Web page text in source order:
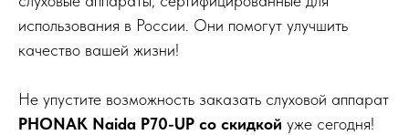
использования в России. Они помогут улучшить
качество вашей жизни!
Не упустите возможность заказать слуховой аппарат
PHONAK Naida P70-UP со скидкой уже сегодня!